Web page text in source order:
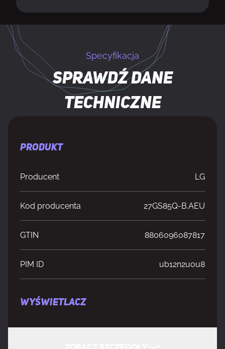
Specyfikacja
Sprawdź dane
techniczne
PRODUKT
Producent LG
Kod producenta 27GS85Q-B.AEU
GTIN 8806096087817
PIM ID ub12n2uou8
WYŚWIETLACZ